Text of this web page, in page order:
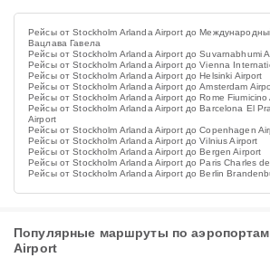
Рейсы от Stockholm Arlanda Airport до
Вацлава Гавела
Рейсы от Stockholm Arlanda Airport до Suvarnabhumi
Рейсы от Stockholm Arlanda Airport до Vienna
Рейсы от Stockholm Arlanda Airport до Helsinki Airport
Рейсы от Stockholm Arlanda Airport до Amsterdam
Рейсы от Stockholm Arlanda Airport до Rome Fiumicino
Рейсы от Stockholm Arlanda Airport до Barcelona El
Airport
Рейсы от Stockholm Arlanda Airport до Copenhagen
Рейсы от Stockholm Arlanda Airport до Vilnius Airport
Рейсы от Stockholm Arlanda Airport до Bergen Airport
Рейсы от Stockholm Arlanda Airport до Paris Charles
Рейсы от Stockholm Arlanda Airport до Berlin
Популярные маршруты по
Airport